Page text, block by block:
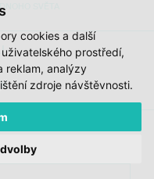
cookies a další
prostředí,
reklam, analýzy
zdroje návštěvnosti.
SVĚTA